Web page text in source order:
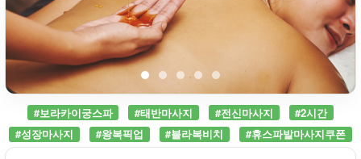
#보라카이궁스파 #태반마사지 #전신마사지
#2시간
#성장마사지
#왕복픽업 #블라복비치 #휴스파발마사지쿠폰